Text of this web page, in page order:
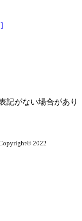
記がない場合があり
2022